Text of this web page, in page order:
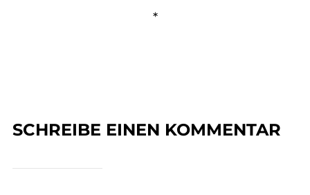
*
SCHREIBE EINEN KOMMENTAR